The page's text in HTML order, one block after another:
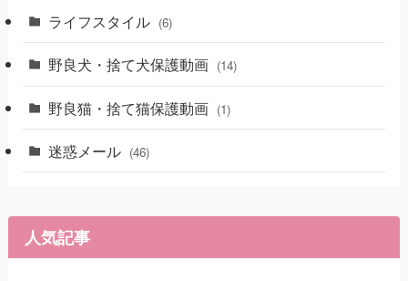
ライフスタイル (6)
野良犬・捨て犬保護動画 (14)
野良猫・捨て猫保護動画 (1)
迷惑メール (46)
人気記事